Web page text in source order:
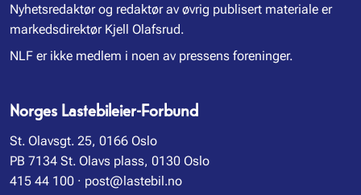
Nyhetsredaktør og redaktør av øvrig publisert materiale er
markedsdirektør Kjell Olafsrud.
NLF er ikke medlem i noen av pressens foreninger.
Norges Lastebileier-Forbund
St. Olavsgt. 25, 0166 Oslo
PB 7134 St. Olavs plass, 0130 Oslo
415 44 100 · post@lastebil.no